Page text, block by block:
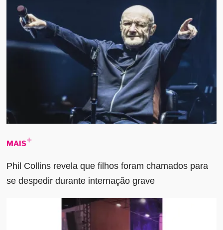
MAIS
Phil Collins revela que filhos foram chamados para
se despedir durante internação grave